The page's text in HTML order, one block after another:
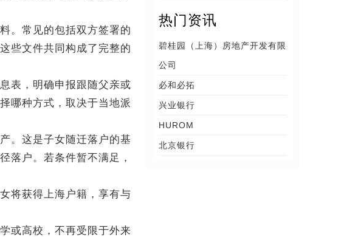
。常见的包括双方签署的
些文件共同构成了完整的
表，明确申报跟随父亲或
哪种方式，取决于当地派
。这是子女随迁落户的基
落户。若条件暂不满足，
将获得上海户籍，享有与
或高校，不再受限于外来
热门资讯
碧桂园（上海）房地产开发有限
公司
必和必拓
兴业银行
HUROM
北京银行